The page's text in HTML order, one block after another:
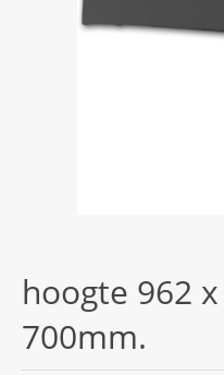
hoogte 962
700mm.